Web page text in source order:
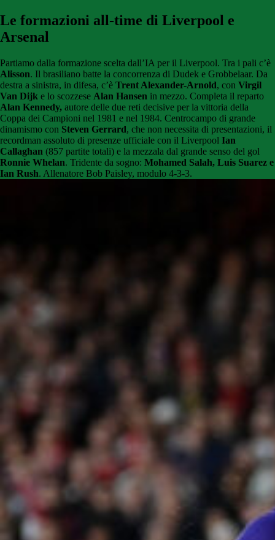
Le formazioni all-time di Liverpool e
Arsenal
Partiamo dalla formazione scelta dall’IA per il Liverpool. Tra i pali c’è
Alisson. Il brasiliano batte la concorrenza di Dudek e Grobbelaar. Da
destra a sinistra, in difesa, c’è Trent Alexander-Arnold, con Virgil
Van Dijk e lo scozzese Alan Hansen in mezzo. Completa il reparto
Alan Kennedy, autore delle due reti decisive per la vittoria della
Coppa dei Campioni nel 1981 e nel 1984. Centrocampo di grande
dinamismo con Steven Gerrard, che non necessita di presentazioni, il
recordman assoluto di presenze ufficiale con il Liverpool Ian
Callaghan (857 partite totali) e la mezzala dal grande senso del gol
Ronnie Whelan. Tridente da sogno: Mohamed Salah, Luis Suarez e
Ian Rush. Allenatore Bob Paisley, modulo 4-3-3.